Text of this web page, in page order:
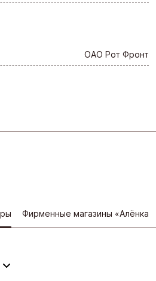
ОАО Рот Фронт
Фирменные магазины «Алёнка»